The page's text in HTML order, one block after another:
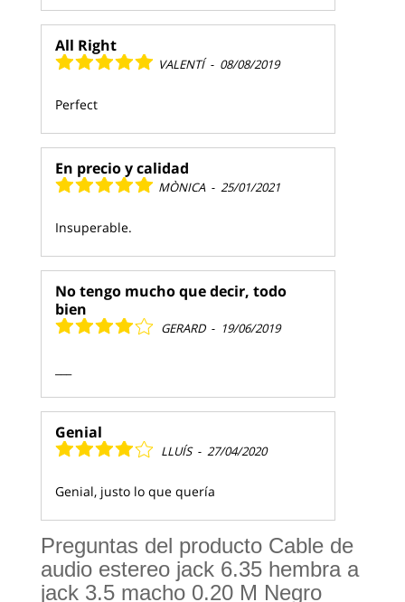
All Right
VALENTÍ - 08/08/2019
Perfect
En precio y calidad
MÒNICA - 25/01/2021
Insuperable.
No tengo mucho que decir, todo
bien
GERARD - 19/06/2019
Genial
LLUÍS - 27/04/2020
Genial, justo lo que quería
Preguntas del producto Cable de
audio estereo jack 6.35 hembra a
jack 3.5 macho 0.20 M Negro